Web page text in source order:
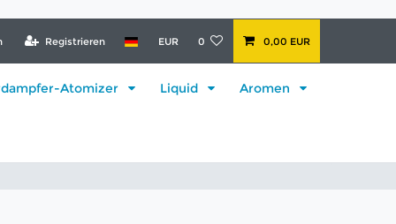
Registrieren EUR 0 0,00 EUR
Atomizer Liquid Aromen